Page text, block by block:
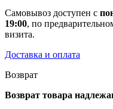
Самовывоз доступен с
19:00, по
визита.
Доставка и оплата
Возврат
Возврат товара